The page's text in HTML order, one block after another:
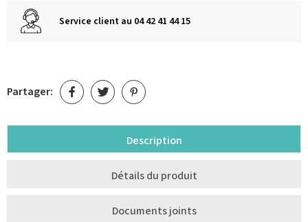
Service client au 04 42 41 44 15
Partager:
Description
Détails du produit
Documents joints